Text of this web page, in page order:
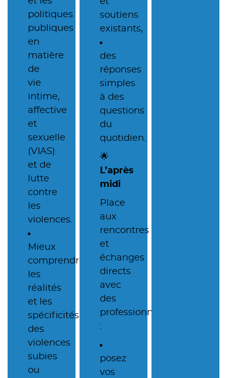
politiques
publiques
en
matière
de
vie
intime,
affective
et
sexuelle
(VIAS)
et de
lutte
contre
les
violences.
Mieux
comprendre
les
réalités
et les
spécificités
des
violences
subies
ou
soutiens
existants,
des
réponses
simples
à des
questions
du
quotidien.
🌟
L’après
midi
Place
aux
rencontres
et
échanges
directs
avec
des
professionnels
:
posez
vos